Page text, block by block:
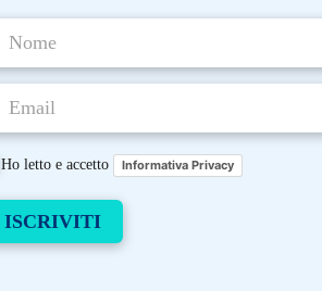
Ho letto e accetto Informativa Privacy